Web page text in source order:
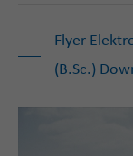
Flyer
(B.Sc.)